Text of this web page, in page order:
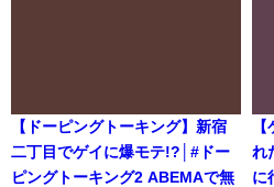
【ドーピングトーキング】新宿
二丁目でゲイに爆モテ!?│#ドー
ピングトーキング2 ABEMAで無
れ
に